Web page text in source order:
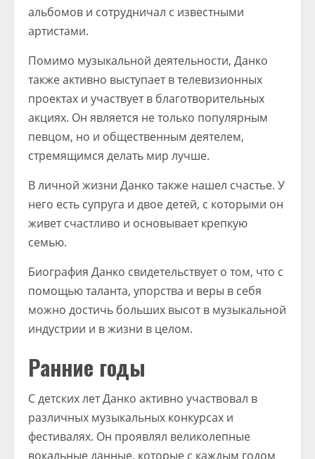
альбомов и сотрудничал с известными
артистами.
Помимо музыкальной деятельности, Данко
также активно выступает в телевизионных
проектах и участвует в благотворительных
акциях. Он является не только популярным
певцом, но и общественным деятелем,
стремящимся делать мир лучше.
В личной жизни Данко также нашел счастье. У
него есть супруга и двое детей, с которыми он
живет счастливо и основывает крепкую
семью.
Биография Данко свидетельствует о том, что с
помощью таланта, упорства и веры в себя
можно достичь больших высот в музыкальной
индустрии и в жизни в целом.
Ранние годы
С детских лет Данко активно участвовал в
различных музыкальных конкурсах и
фестивалях. Он проявлял великолепные
вокальные данные, которые с каждым годом